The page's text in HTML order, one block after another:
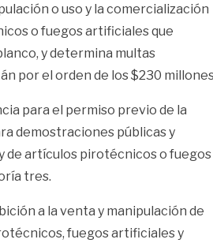
o uso y la comercialización
o fuegos artificiales que
y determina multas
por el orden de los $230
para el permiso previo de la
demostraciones públicas y
de artículos pirotécnicos o fuegos
tres.
a la venta y manipulación de
fuegos artificiales y